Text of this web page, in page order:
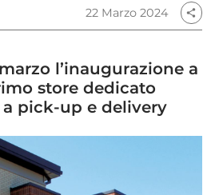
22 Marzo 2024 share
l’inaugurazione a
store dedicato
pick-up e delivery